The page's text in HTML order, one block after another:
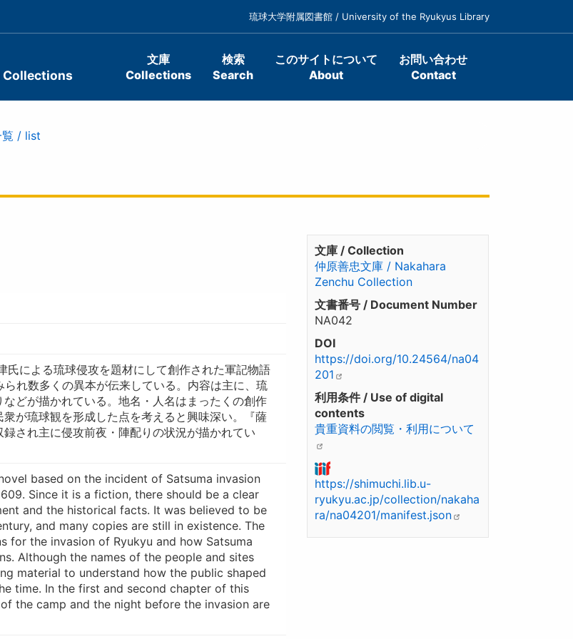
琉球大学附属図書館 / University of the Ryukyus Library
Collections
文庫
Collections
検索
Search
このサイトについて
About
お問い合わせ
Contact
覧 / list
氏による琉球侵攻を題材にして創作された軍記物語
れ数多くの異本が伝来している。内容は主に、琉
どが描かれている。地名・人名はまったくの創作
が琉球観を形成した点を考えると興味深い。『薩
され主に侵攻前夜・陣配りの状況が描かれてい
based on the incident of Satsuma invasion
Since it is a fiction, there should be a clear
and the historical facts. It was believed to be
and many copies are still in existence. The
for the invasion of Ryukyu and how Satsuma
Although the names of the people and sites
material to understand how the public shaped
time. In the first and second chapter of this
the camp and the night before the invasion are
文庫 / Collection
仲原善忠文庫 / Nakahara
Zenchu Collection
文書番号 / Document Number
NA042
DOI
https://doi.org/10.24564/na04
201
利用条件 / Use of digital
contents
貴重資料の閲覧・利用について
https://shimuchi.lib.u-
ryukyu.ac.jp/collection/nakaha
ra/na04201/manifest.json